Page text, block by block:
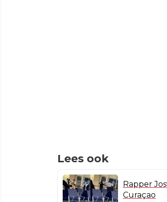
Lees ook
Rapper
Curaçao